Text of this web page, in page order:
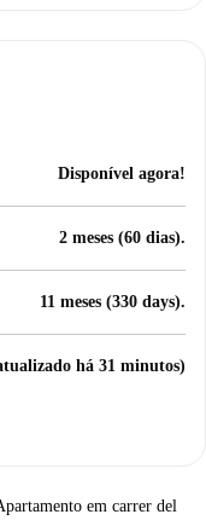
Disponível agora!
2 meses (60 dias).
11 meses (330 days).
há 31 minutos)
em carrer del